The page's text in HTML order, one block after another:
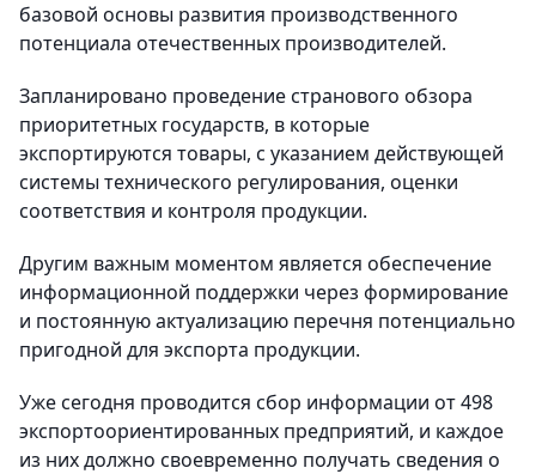
базовой основы развития производственного
потенциала отечественных производителей.
Запланировано проведение странового обзора
приоритетных государств, в которые
экспортируются товары, с указанием действующей
системы технического регулирования, оценки
соответствия и контроля продукции.
Другим важным моментом является обеспечение
информационной поддержки через формирование
и постоянную актуализацию перечня потенциально
пригодной для экспорта продукции.
Уже сегодня проводится сбор информации от 498
экспортоориентированных предприятий, и каждое
из них должно своевременно получать сведения о